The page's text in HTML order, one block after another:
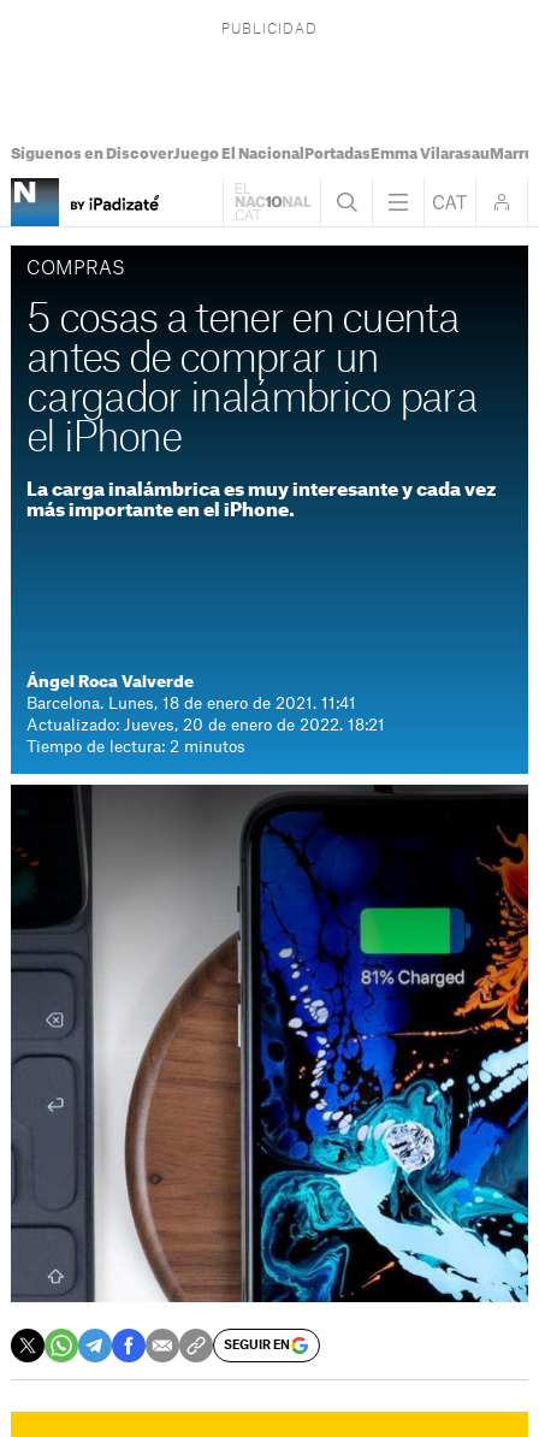
Síguenos en DiscoverJuego El Nacional PortadasEmma Vilarasau
COMPRAS
5 cosas a tener en cuenta
antes de comprar un
cargador inalámbrico para
el iPhone
La carga inalámbrica es muy interesante y cada vez
más importante en el iPhone.
Ángel Roca Valverde
Barcelona. Lunes, 18 de enero de 2021. 11:41
Actualizado: Jueves, 20 de enero de 2022. 18:21
Tiempo de lectura: 2 minutos
SEGUIR EN